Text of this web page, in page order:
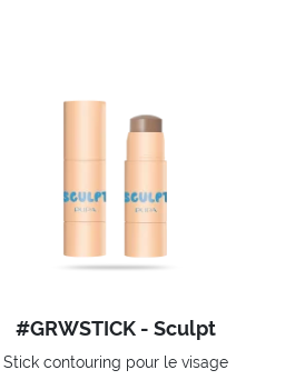
#GRWSTICK - Sculpt
Stick contouring pour le visage